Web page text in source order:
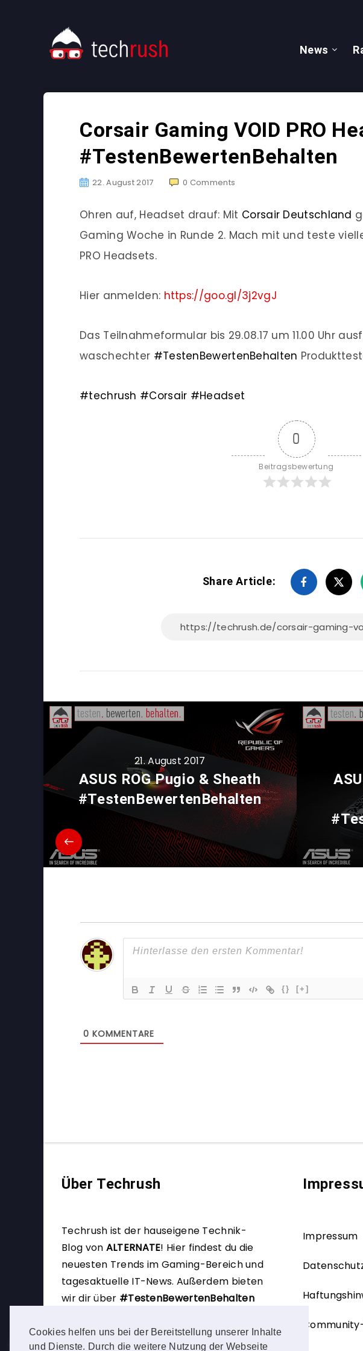
Cookies helfen uns bei der Bereitstellung unserer Inhalte
und Dienste. Durch die weitere Nutzung der Webseite
News
Corsair Gaming VOID PRO
#TestenBewertenBehalten
22. August 2017 0 Comments
Ohren auf, Headset drauf: Mit Corsair Deutschland
Gaming Woche in Runde 2. Mach mit und teste
PRO Headsets.
Hier anmelden: https://goo.gl/3j2vgJ
Das Teilnahmeformular bis 29.08.17 um 11.00 Uhr
waschechter #TestenBewertenBehalten
#techrush #Corsair #Headset
0
Beitragsbewertung
Share Article:
21. August 2017
ASUS ROG Pugio & Sheath
#TestenBewertenBehalten
{} [+]
0 KOMMENTARE
Über Techrush
Techrush ist der hauseigene Technik-
Blog von ALTERNATE! Hier findest du die
neuesten Trends im Gaming-Bereich und
tagesaktuelle IT-News. Außerdem bieten
wir dir über #TestenBewertenBehalten
werden.
Impressum